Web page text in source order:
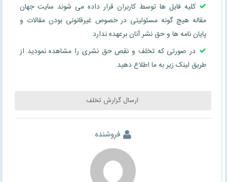
کلیه فایل ها توسط کاربران قرار داده می شوند سایت جهان
مقاله هیچ گونه مسئولیتی در خصوص غیرقانونی بودن مقالات و
پایان نامه ها و حق نشر آنان برعهده ندارد
در صورتی که تخلف و نقص حق نشری را مشاهده نمودید از
طریق لینک زیر به ما اطلاع دهید.
ارسال گزارش تخلف
فروشنده